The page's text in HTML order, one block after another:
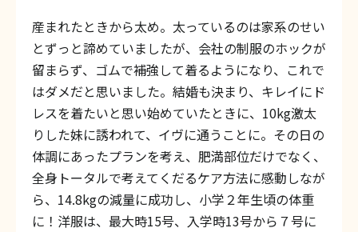
産まれたときから太め。太っているのは家系のせい
とずっと諦めていましたが、会社の制服のホックが
留まらず、ゴムで補強して着るようになり、これで
はダメだと思いました。結婚も決まり、キレイにド
レスを着たいと思い始めていたときに、10kg激太
りした妹に誘われて、イヴに通うことに。その日の
体調にあったプランを考え、肥満部位だけでなく、
全身トータルで考えてくだるケア方法に感動しなが
ら、14.8kgの減量に成功し、小学２年生頃の体重
に！洋服は、最大時15号、入学時13号から７号に